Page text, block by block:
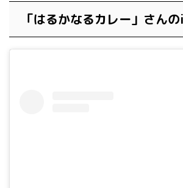
「はるかなるカレー」さん